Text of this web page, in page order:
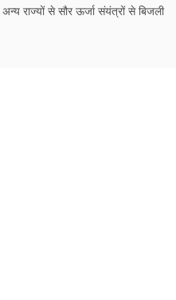
राज्यों से सौर ऊर्जा संयंत्रों से बिजली